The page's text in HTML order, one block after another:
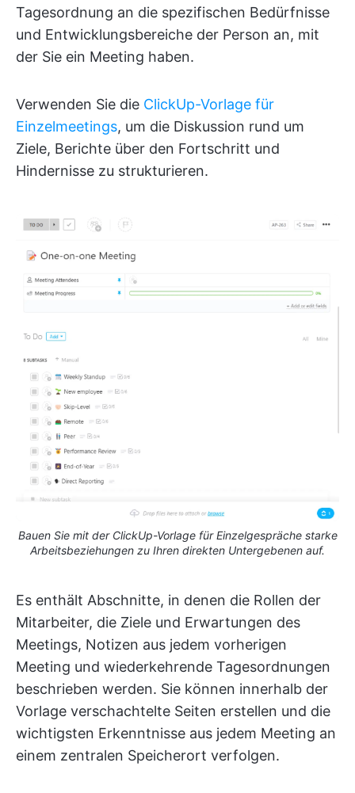
Tagesordnung an die spezifischen Bedürfnisse
und Entwicklungsbereiche der Person an, mit
der Sie ein Meeting haben.
Verwenden Sie die ClickUp-Vorlage für
Einzelmeetings, um die Diskussion rund um
Ziele, Berichte über den Fortschritt und
Hindernisse zu strukturieren.
Bauen Sie mit der ClickUp-Vorlage für Einzelgespräche starke
Arbeitsbeziehungen zu Ihren direkten Untergebenen auf.
Es enthält Abschnitte, in denen die Rollen der
Mitarbeiter, die Ziele und Erwartungen des
Meetings, Notizen aus jedem vorherigen
Meeting und wiederkehrende Tagesordnungen
beschrieben werden. Sie können innerhalb der
Vorlage verschachtelte Seiten erstellen und die
wichtigsten Erkenntnisse aus jedem Meeting an
einem zentralen Speicherort verfolgen.